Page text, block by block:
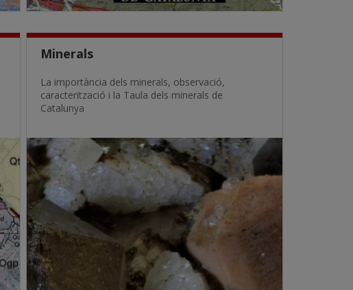
Minerals
La importància dels minerals, observació,
caracterització i la Taula dels minerals de
Catalunya